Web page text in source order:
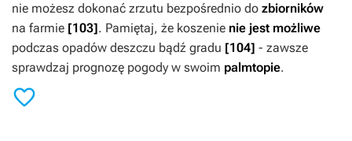
nie możesz dokonać zrzutu bezpośrednio do zbiorników
na farmie [103]. Pamiętaj, że koszenie nie jest możliwe
podczas opadów deszczu bądź gradu [104] - zawsze
sprawdzaj prognozę pogody w swoim palmtopie.
